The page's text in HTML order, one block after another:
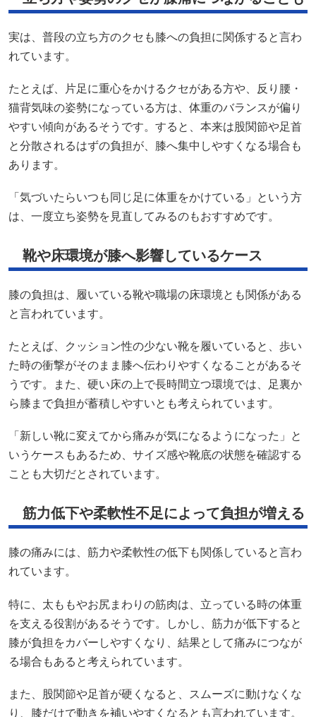
実は、普段の立ち方のクセも膝への負担に関係すると言わ
れています。
たとえば、片足に重心をかけるクセがある方や、反り腰・
猫背気味の姿勢になっている方は、体重のバランスが偏り
やすい傾向があるそうです。すると、本来は股関節や足首
と分散されるはずの負担が、膝へ集中しやすくなる場合も
あります。
「気づいたらいつも同じ足に体重をかけている」という方
は、一度立ち姿勢を見直してみるのもおすすめです。
靴や床環境が膝へ影響しているケース
膝の負担は、履いている靴や職場の床環境とも関係がある
と言われています。
たとえば、クッション性の少ない靴を履いていると、歩い
た時の衝撃がそのまま膝へ伝わりやすくなることがあるそ
うです。また、硬い床の上で長時間立つ環境では、足裏か
ら膝まで負担が蓄積しやすいとも考えられています。
「新しい靴に変えてから痛みが気になるようになった」と
いうケースもあるため、サイズ感や靴底の状態を確認する
ことも大切だとされています。
筋力低下や柔軟性不足によって負担が増える
膝の痛みには、筋力や柔軟性の低下も関係していると言わ
れています。
特に、太ももやお尻まわりの筋肉は、立っている時の体重
を支える役割があるそうです。しかし、筋力が低下すると
膝が負担をカバーしやすくなり、結果として痛みにつなが
る場合もあると考えられています。
また、股関節や足首が硬くなると、スムーズに動けなくな
り、膝だけで動きを補いやすくなるとも言われています。